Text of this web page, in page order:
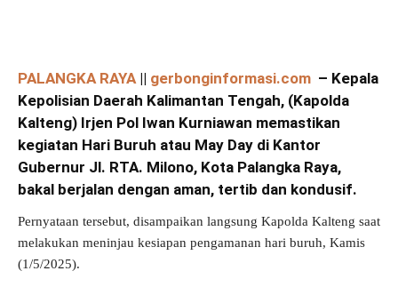
PALANGKA RAYA || gerbonginformasi.com – Kepala
Kepolisian Daerah Kalimantan Tengah, (Kapolda
Kalteng) Irjen Pol Iwan Kurniawan memastikan
kegiatan Hari Buruh atau May Day di Kantor
Gubernur Jl. RTA. Milono, Kota Palangka Raya,
bakal berjalan dengan aman, tertib dan kondusif.
Pernyataan tersebut, disampaikan langsung Kapolda Kalteng saat
melakukan meninjau kesiapan pengamanan hari buruh, Kamis
(1/5/2025).